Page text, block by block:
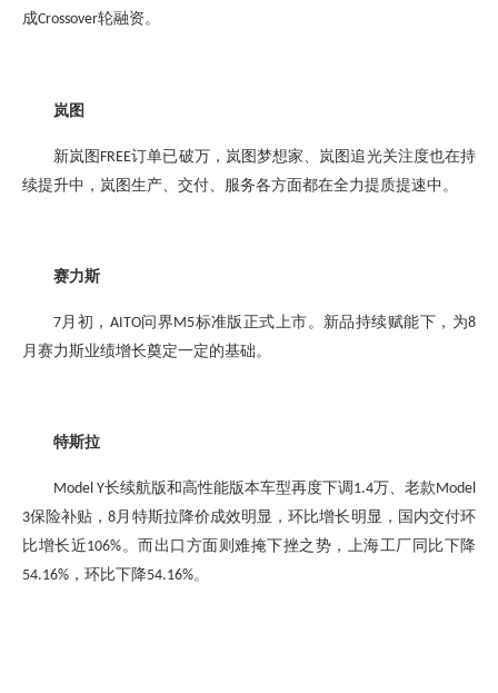
成Crossover轮融资。
岚图
新岚图 FREE订单已破万，岚图梦想家、岚图追光关注度也在持
续提升中，岚图生产、交付、服务各方面都在全力提质提速中 。
赛力斯
7月初， AITO问界M5标准版正式上市。新品持续赋能下， 为8
月赛力斯业绩增长奠定一定的基础。
特斯拉
Model Y长续航版和高性能版本车型再度下调 1.4万、老款Model
3保险补贴，8月特斯拉降价成效明显，环比增长明显，国内交付环
比增长近106%。而出口方面则难掩下挫之势，上海工厂同比下降
54.16% ，环比下降54.16%。